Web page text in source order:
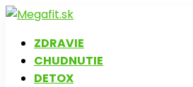
ZDRAVIE
CHUDNUTIE
DETOX